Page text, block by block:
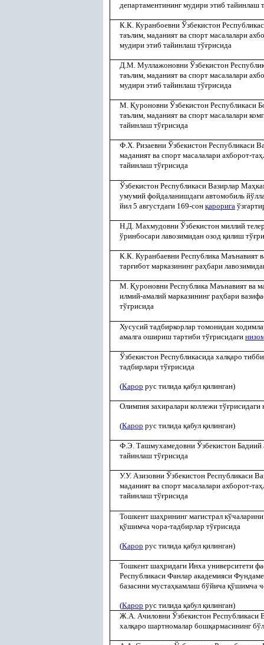
департаментининг мудири этиб тайинлаш
К.К. Куранбоевни Ўзбекистон
таълим, маданият ва спорт масалалари
мудири этиб тайинлаш тўғрисида
Д.М. Муллажоновни Ўзбекистон
таълим, маданият ва спорт масалалари
мудири этиб тайинлаш тўғрисида
М. Қуроновни Ўзбекистон Республикаси
таълим, маданият ва спорт масалалари
тайинлаш тўғрисида
Ф.Х. Ризаевни Ўзбекистон Республикаси
маданият ва спорт масалалари ахборот-таҳ
тайинлаш тўғрисида
Ўзбекистон Республикаси Вазирлар Маҳ
умумий фойдаланишдаги автомобиль
йил 5 августдаги 169-сон қарорига
Н.Д. Махмудовни Ўзбекистон миллий
ўринбосари лавозимидан озод қилиш тўғ
К.К. Куранбаевни Республика Маънавият
тарғибот марказининг раҳбари
М. Қуроновни Республика Маънавият ва
илмий-амалий марказининг раҳбари
тўғрисида
Хусусий тадбиркорлар томонидан
амалга ошириш тартиби тўғрисидаги
Ўзбекистон Республикасида халқаро
тадбирлари тўғрисида
(Қарор рус тилида қабул қилинган)
Олимпия захиралари коллежи тўғрисидаги
(Қарор рус тилида қабул қилинган)
Ф.Э. Ташмухамедовни Ўзбекистон Бадиий
тайинлаш тўғрисида
У.У. Азизовни Ўзбекистон Республикаси
маданият ва спорт масалалари ахборот-таҳ
тайинлаш тўғрисида
Тошкент шаҳрининг магистрал
қўшимча чора-тадбирлар тўғрисида
(Қарор рус тилида қабул қилинган)
Тошкент шаҳридаги Инха университети
Республикаси Фанлар академияси
базасини мустаҳкамлаш бўйича қўшимча
(Қарор рус тилида қабул қилинган)
Ж.А. Ачиловни Ўзбекистон Республикаси
халқаро шартномалар бошқармасининг